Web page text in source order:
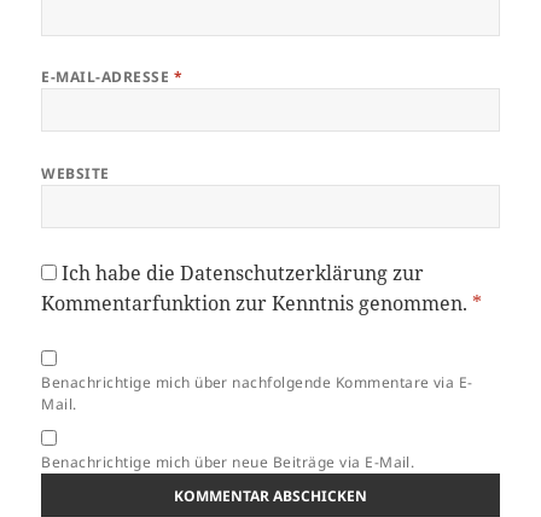
E-MAIL-ADRESSE *
WEBSITE
Ich habe dieDatenschutzerklärungzur
Kommentarfunktion zur Kenntnis genommen. *
Benachrichtige mich über nachfolgende Kommentare via E-
Mail.
Benachrichtige mich über neue Beiträge via E-Mail.